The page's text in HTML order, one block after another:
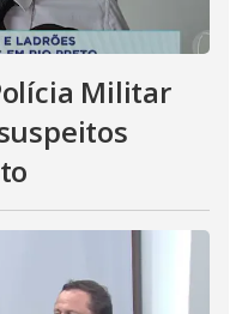
Militar